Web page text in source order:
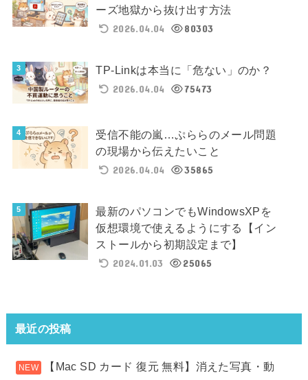
ーズ地獄から抜け出す方法
2026.04.04
80303
TP-Linkは本当に「危ない」のか？
2026.04.04
75473
受信不能の嵐…ぷららのメール問題
の現場から伝えたいこと
2026.04.04
35865
最新のパソコンでもWindowsXPを
仮想環境で使えるようにする【イン
ストールから初期設定まで】
2024.01.03
25065
最近の投稿
【Mac SD カード 復元 無料】消えた写真・動